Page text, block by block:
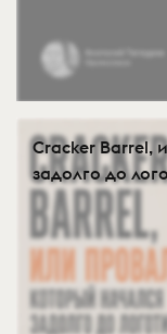
Cracker Barrel,
задолго до